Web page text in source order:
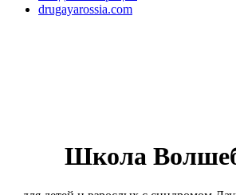
drugayarossia.com
Школа